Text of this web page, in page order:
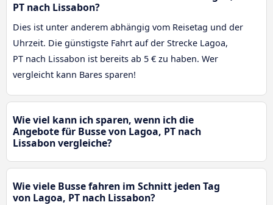
PT nach Lissabon?
Dies ist unter anderem abhängig vom Reisetag und der
Uhrzeit. Die günstigste Fahrt auf der Strecke Lagoa,
PT nach Lissabon ist bereits ab 5 € zu haben. Wer
vergleicht kann Bares sparen!
Wie viel kann ich sparen, wenn ich die
Angebote für Busse von Lagoa, PT nach
Lissabon vergleiche?
Wie viele Busse fahren im Schnitt jeden Tag
von Lagoa, PT nach Lissabon?